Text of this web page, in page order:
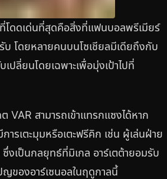
โดดเด่นที่สุดคือสิ่งที่แฟนบอลพรีเมียร์
โดยหลายคนบนโซเชียลมีเดียถึงกับ
ปลี่ยนโดยเฉพาะเพื่อมุ่งเป้าไปที่
VAR สามารถเข้าแทรกแซงได้หาก
ารเตะมุมหรือเตะฟรีคิก เช่น ผู้เล่นฝ่าย
งเป็นกลยุทธ์ที่มิเกล อาร์เตต้ายอมรับ
ของอาร์เซนอลในฤดูกาลนี้